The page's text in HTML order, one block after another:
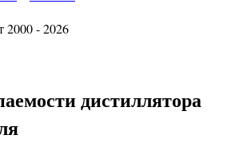
2000 - 2026
дистиллятора